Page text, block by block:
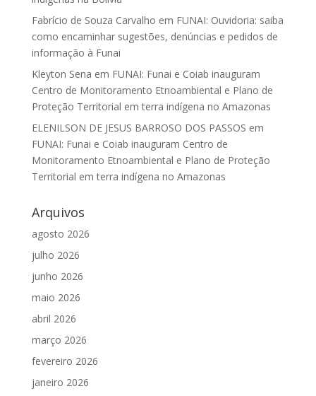
Fabrício de Souza Carvalho em FUNAI: Ouvidoria: saiba
como encaminhar sugestões, denúncias e pedidos de
informação à Funai
Kleyton Sena em FUNAI: Funai e Coiab inauguram
Centro de Monitoramento Etnoambiental e Plano de
Proteção Territorial em terra indígena no Amazonas
ELENILSON DE JESUS BARROSO DOS PASSOS em
FUNAI: Funai e Coiab inauguram Centro de
Monitoramento Etnoambiental e Plano de Proteção
Territorial em terra indígena no Amazonas
Arquivos
agosto 2026
julho 2026
junho 2026
maio 2026
abril 2026
março 2026
fevereiro 2026
janeiro 2026